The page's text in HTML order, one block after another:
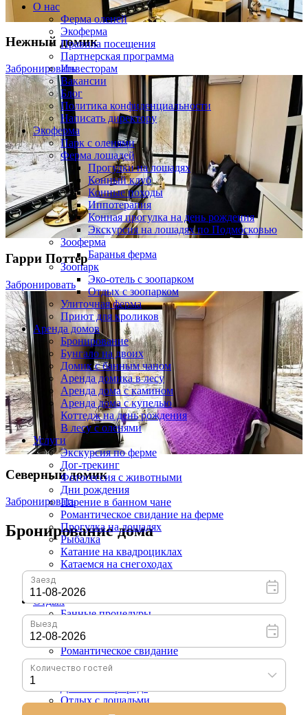
О нас
Ферма оленей
Экоферма
Правила посещения
Партнерская программа
Инвесторам
Вакансии
Блог
Политика конфиденциальности
Написать директору
Экоферма
Парк с оленями
Ферма лошадей
Прогулки на лошадях
Конный клуб
Конные походы
Иппотерапия
Конная прогулка на день рождения
Экскурсия на лошадях по Подмосковью
Зооферма
Баранья ферма
Зоопарк
Эко-отель с зоопарком
Отдых с зоопарком
Улиточная ферма
Приют для кроликов
Аренда домов
Бронирование
Бунгало на двоих
Домик с банным чаном
Аренда домика в лесу
Аренда дома с камином
Аренда дома с купелью
Коттедж на день рождения
В лесу с оленями
Услуги
Экскурсия по ферме
Дог-трекинг
Фотосессия с животными
Дни рождения
Парение в банном чане
Романтическое свидание на ферме
Прогулка на лошадях
Рыбалка
Катание на квадроциклах
Катаемся на снегоходах
Аренда бани
Отдых
Банные процедуры
Экскурсия по ферме
Романтическое свидание
Парение в банном чане
Отдых с лошадьми
Тур выходного дня
Нежный домик
Забронировать
Гарри Поттер
Забронировать
Северный домик
Забронировать
Бронирование дома